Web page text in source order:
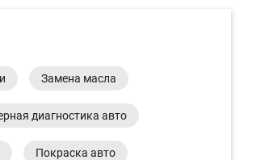
Замена масла
диагностика авто
Покраска авто